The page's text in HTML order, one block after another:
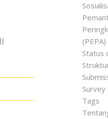
(PEPA)
Status
Tags